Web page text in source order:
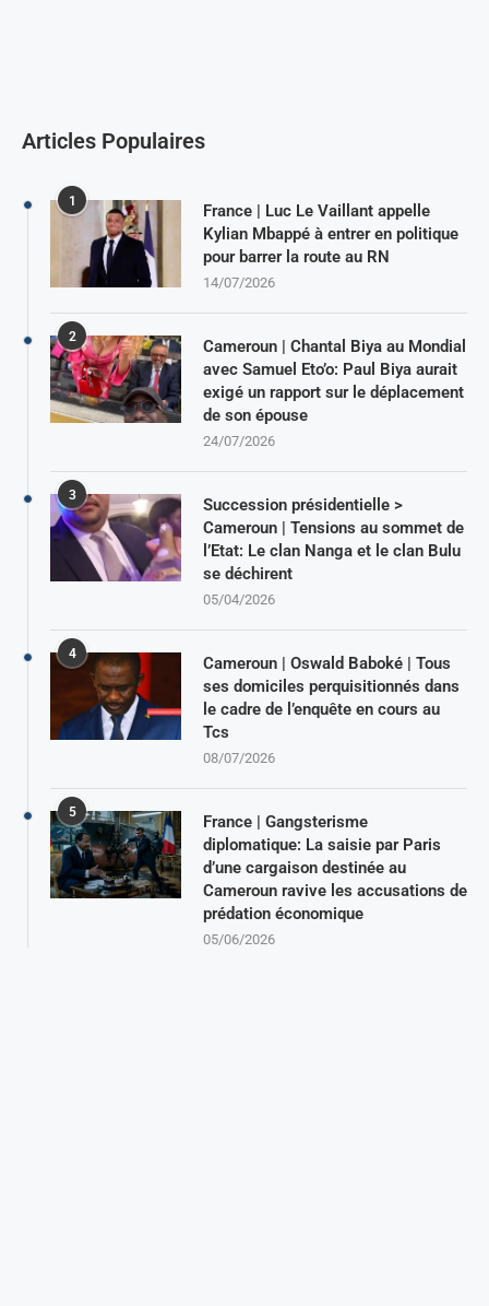
Articles Populaires
1
France | Luc Le Vaillant appelle
Kylian Mbappé à entrer en politique
pour barrer la route au RN
14/07/2026
2
Cameroun | Chantal Biya au Mondial
avec Samuel Eto’o: Paul Biya aurait
exigé un rapport sur le déplacement
de son épouse
24/07/2026
3
Succession présidentielle >
Cameroun | Tensions au sommet de
l’Etat: Le clan Nanga et le clan Bulu
se déchirent
05/04/2026
4
Cameroun | Oswald Baboké | Tous
ses domiciles perquisitionnés dans
le cadre de l’enquête en cours au
Tcs
08/07/2026
5
France | Gangsterisme
diplomatique: La saisie par Paris
d’une cargaison destinée au
Cameroun ravive les accusations de
prédation économique
05/06/2026